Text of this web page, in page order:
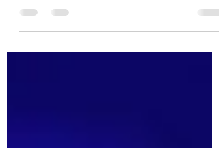
No fim de semana dos dias 16 e 17 de
setembro, o Núcleo da Mulher